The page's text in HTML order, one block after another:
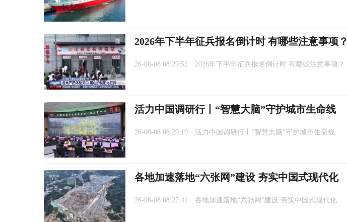
2026年下半年征兵报名倒计时 有哪些注意事项？
26-08-08 08:29:52 2026年下半年征兵报名倒计时 有哪些注意事项？
活力中国调研行丨“智慧大脑”守护城市生命线
26-08-08 08:29:19 活力中国调研行丨“智慧大脑”守护城市生命线
各地加速落地“六张网”建设 夯实中国式现代化
26-08-08 08:27:41 各地加速落地“六张网”建设 夯实中国式现代化